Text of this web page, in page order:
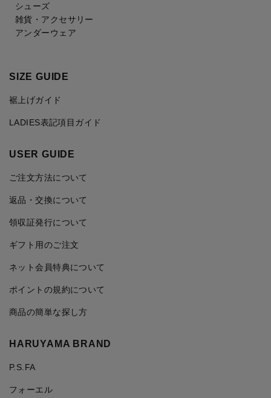
シューズ
雑貨・アクセサリー
アンダーウェア
SIZE GUIDE
裾上げガイド
LADIES表記項目ガイド
USER GUIDE
ご注文方法について
返品・交換について
領収証発行について
ギフト用のご注文
ネット会員特典について
ポイントの規約について
商品の簡単な探し方
HARUYAMA BRAND
P.S.FA
フォーエル